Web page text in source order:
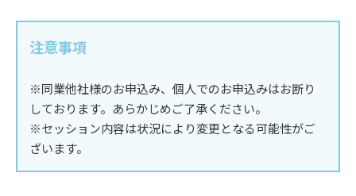
注意事項
※同業他社様のお申込み、個人でのお申込みはお断り
しております。あらかじめご了承ください。
※セッション内容は状況により変更となる可能性がご
ざいます。